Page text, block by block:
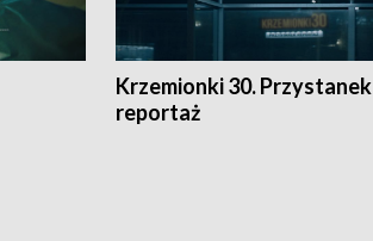
Krzemionki 30. Przystanek
reportaż